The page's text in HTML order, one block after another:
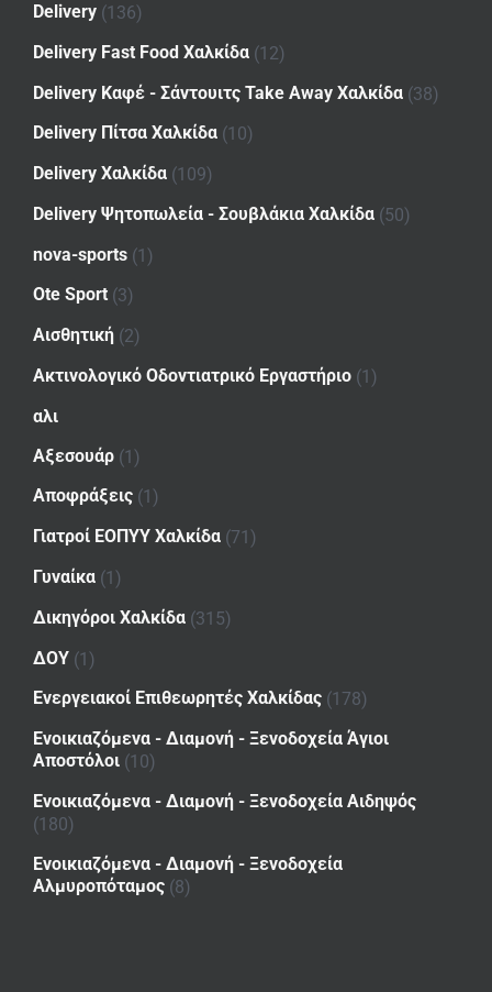
Delivery (136)
Delivery Fast Food Χαλκίδα (12)
Delivery Καφέ - Σάντουιτς Take Away Χαλκίδα (38)
Delivery Πίτσα Χαλκίδα (10)
Delivery Χαλκίδα (109)
Delivery Ψητοπωλεία - Σουβλάκια Χαλκίδα (50)
nova-sports (1)
Ote Sport (3)
Αισθητική (2)
Ακτινολογικό Οδοντιατρικό Εργαστήριο (1)
αλι
Αξεσουάρ (1)
Αποφράξεις (1)
Γιατροί ΕΟΠΥΥ Χαλκίδα (71)
Γυναίκα (1)
Δικηγόροι Χαλκίδα (315)
ΔΟΥ (1)
Ενεργειακοί Επιθεωρητές Χαλκίδας (178)
Ενοικιαζόμενα - Διαμονή - Ξενοδοχεία Άγιοι
Αποστόλοι (10)
Ενοικιαζόμενα - Διαμονή - Ξενοδοχεία Αιδηψός
(180)
Ενοικιαζόμενα - Διαμονή - Ξενοδοχεία
Αλμυροπόταμος (8)